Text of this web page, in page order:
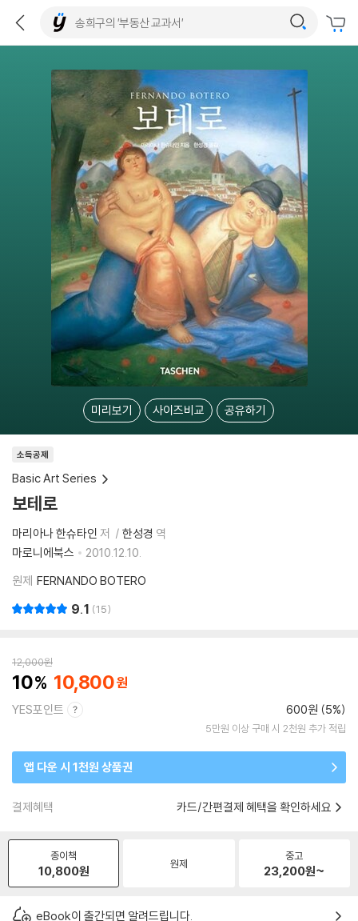
미리보기 사이즈비교 공유하기
소득공제
Basic Art Series
보테로
마리아나 한슈타인 저 한성경 역
마로니에북스
2010.12.10.
원제 FERNANDO BOTERO
9.1 15
12,000원
10 10,800
YES포인트 600원 (5%)
5만원 이상 구매 시 2천원 추가 적립
앱 다운 시 1천원 상품권
결제혜택 카드/간편결제 혜택을 확인하세요
종이책
10,800원 원제
중고
23,200원~
eBook이 출간되면 알려드립니다.